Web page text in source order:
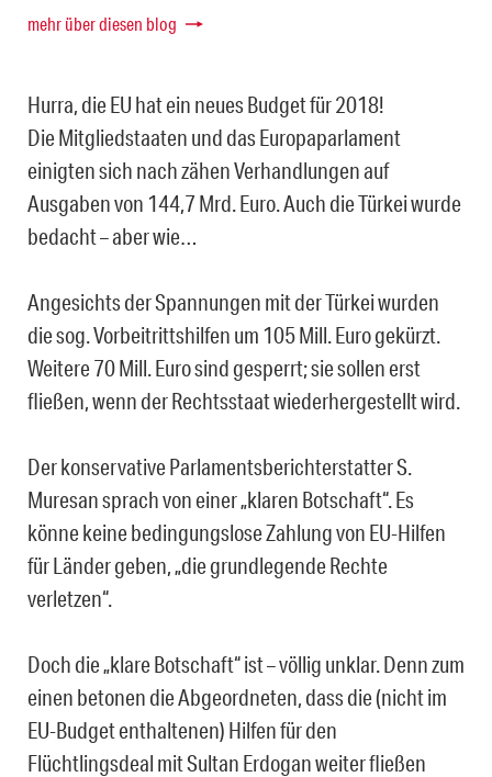
mehr über diesen blog
Hurra, die EU hat ein neues Budget für 2018!
Die Mitgliedstaaten und das Europaparlament
einigten sich nach zähen Verhandlungen auf
Ausgaben von 144,7 Mrd. Euro. Auch die Türkei wurde
bedacht – aber wie…
Angesichts der Spannungen mit der Türkei wurden
die sog. Vorbeitrittshilfen um 105 Mill. Euro gekürzt.
Weitere 70 Mill. Euro sind gesperrt; sie sollen erst
fließen, wenn der Rechtsstaat wiederhergestellt wird.
Der konservative Parlamentsberichterstatter S.
Muresan sprach von einer „klaren Botschaft“. Es
könne keine bedingungslose Zahlung von EU-Hilfen
für Länder geben, „die grundlegende Rechte
verletzen“.
Doch die „klare Botschaft“ ist – völlig unklar. Denn zum
einen betonen die Abgeordneten, dass die (nicht im
EU-Budget enthaltenen) Hilfen für den
Flüchtlingsdeal mit Sultan Erdogan weiter fließen